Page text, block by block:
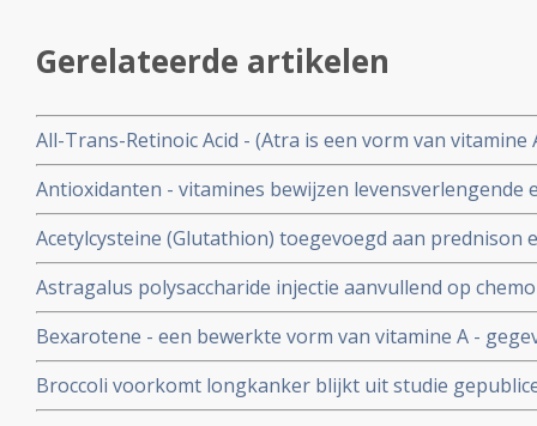
Gerelateerde artikelen
All-Trans-Retinoic Acid - (Atra is een vorm van vitamine
niet-klein-cellige longkanker zorgt voor significant
gerandomiseerde fase II studie.
Antioxidanten - vitamines bewijzen levensverlengende
levensduur van 2 jaar naar 4,3 jaar - bij niet-klein-
aanzienlijk kwaliteit van leven
Acetylcysteine (Glutathion) toegevoegd aan
significant beter effect bij idiopathische longfibrose en
leven blijkt uit dubbelblinde ge
Astragalus polysaccharide injectie aanvullend op
verbetert significant kwaliteit van leven en verlengt
gevorderde niet-klein-cellige longkanker
Bexarotene - een bewerkte vorm van vitamine A -
geeft betere kwaliteit van leven en betere overleving
uitzaaiïngen in de longen.
Broccoli voorkomt longkanker blijkt uit studie